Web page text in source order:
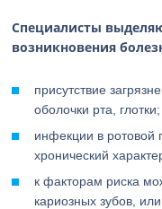
Специалисты
возникновения
присутствие
оболочки рта, глотки;
инфекции в ротовой
хронический
к факторам риска
кариозных зубов,